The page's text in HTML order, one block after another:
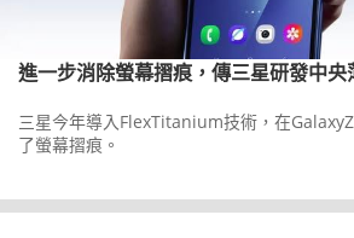
進一步消除螢幕摺痕，傳三星研發中央
三星今年導入FlexTitanium技術，在
了螢幕摺痕。